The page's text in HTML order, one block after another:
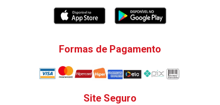
Formas de Pagamento
Site Seguro